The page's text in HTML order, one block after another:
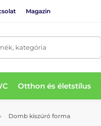
Magazin
kategória
Otthon és életstílus
Domb kiszúró forma